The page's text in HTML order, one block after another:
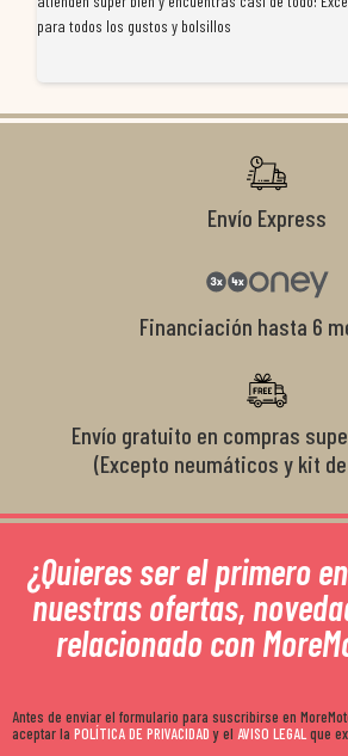
Envío Express
Financiación hasta 6
Envío gratuito en compras
(Excepto neumáticos y kit
¿Quieres ser el primero
nuestras ofertas,
relacionado con
Antes de enviar el formulario para suscribirse en
aceptar la POLÍTICA DE PRIVACIDADy el AVISO LEGALque